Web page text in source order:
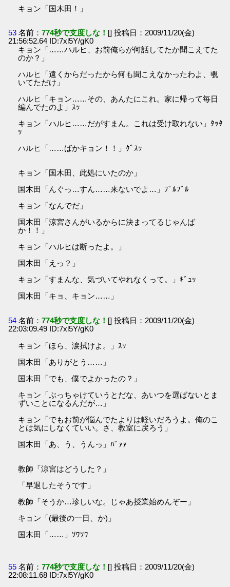
キョン「国木田！」
53 名前：774秒で支度しな！ [] 投稿日：2009/11/20(金)
21:56:52.64 ID:7xl5Y/gK0
キョン「……ハルヒ、お前俺らが何話してたか聞こえてた
のか？」
ハルヒ「遠くからだったから何も聞こえなかったわよ、覗
いてただけ」
ハルヒ「キョン……その、あんたにこれ。家に帰って毎日
編んでたのよ」ｽｯ
キョン「ハルヒ……だがすまん。これは受け取れない」ﾀｯﾀ
ｯ
ハルヒ「……ばかキョン！！」ｸﾞｽｯ
キョン「国木田、此処にいたのか」
国木田「んぐっ…すん……来ないでよ…」ﾌﾟﾙﾌﾟﾙ
キョン「なんでだ」
国木田「涼宮さんがいるからに決まってるじゃんば
か！！」
キョン「ハルヒは断ったよ。」
国木田「えっ？」
キョン「すまんな、気づいてやれなくって。」ｷﾞｭｯ
国木田「キョ、キョン……」
54 名前：774秒で支度しな！ [] 投稿日：2009/11/20(金)
22:03:09.49 ID:7xl5Y/gK0
キョン「ほら、涙拭けよ。」ｽｯ
国木田「ありがとう……」
国木田「でも、僕でよかったの？」
キョン「ぶっちゃけていうとだな、あいつを選ばないとま
ずいことになるんだが…」
キョン「でもお前が悩んでたよりは軽いだろうよ。俺のこ
とは気にしなくていい。さ、教室に戻ろう」
国木田「あ、う、うんっ」ﾊﾟｧｧ
教師「涼宮はどうした？」
「早退したそうです」
教師「そうか…珍しいな。じゃあ授業始めんぞー」
キョン「(最後の一日、か)」
国木田「……」ｿﾜｿﾜ
55 名前：774秒で支度しな！ [] 投稿日：2009/11/20(金)
22:08:11.68 ID:7xl5Y/gK0